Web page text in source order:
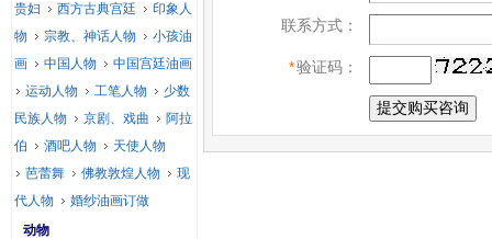
联系方式：
*验证码：
贵妇
西方古典宫廷
印象人
物
宗教、神话人物
小孩油
画
中国人物
中国宫廷油画
运动人物
工笔人物
少数
民族人物
京剧、戏曲
阿拉
伯
酒吧人物
天使人物
芭蕾舞
佛教敦煌人物
现
代人物
婚纱油画订做
动物